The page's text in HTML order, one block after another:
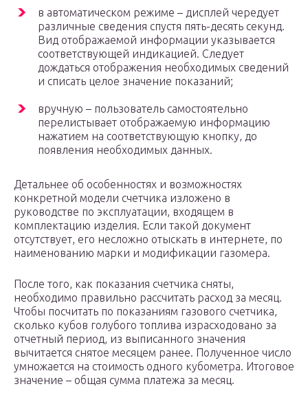
в автоматическом режиме – дисплей чередует
различные сведения спустя пять-десять секунд.
Вид отображаемой информации указывается
соответствующей индикацией. Следует
дождаться отображения необходимых сведений
и списать целое значение показаний;
вручную – пользователь самостоятельно
перелистывает отображаемую информацию
нажатием на соответствующую кнопку, до
появления необходимых данных.
Детальнее об особенностях и возможностях
конкретной модели счетчика изложено в
руководстве по эксплуатации, входящем в
комплектацию изделия. Если такой документ
отсутствует, его несложно отыскать в интернете, по
наименованию марки и модификации газомера.
После того, как показания счетчика сняты,
необходимо правильно рассчитать расход за месяц.
Чтобы посчитать по показаниям газового счетчика,
сколько кубов голубого топлива израсходовано за
отчетный период, из выписанного значения
вычитается снятое месяцем ранее. Полученное число
умножается на стоимость одного кубометра. Итоговое
значение – общая сумма платежа за месяц.